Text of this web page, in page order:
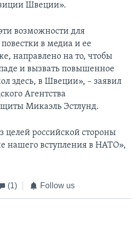
Швеции».
возможности для
в медиа и ее
направлено на то, чтобы
и вызвать повышенное
здесь, в Швеции», – заявил
Агентства
Микаэль Эстлунд.
целей российской стороны
нашего вступления в НАТО»,
(1) Follow us